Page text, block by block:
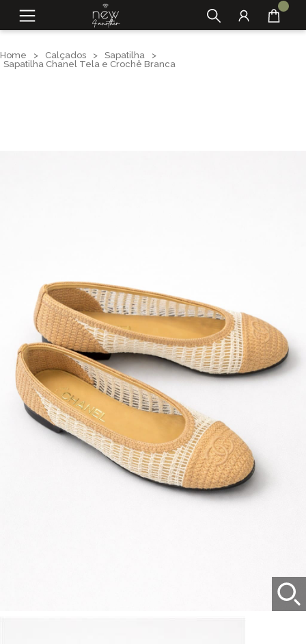
Home > Calçados > Sapatilha
>
Sapatilha Chanel Tela e Crochê Branca